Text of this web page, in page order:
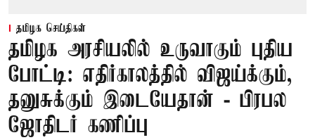
தமிழக செய்திகள்
தமிழக அரசியலில் உருவாகும் புதிய
போட்டி: எதிர்காலத்தில் விஜய்க்கும்,
தனுசுக்கும் இடையேதான் - பிரபல
ஜோதிடர் கணிப்பு